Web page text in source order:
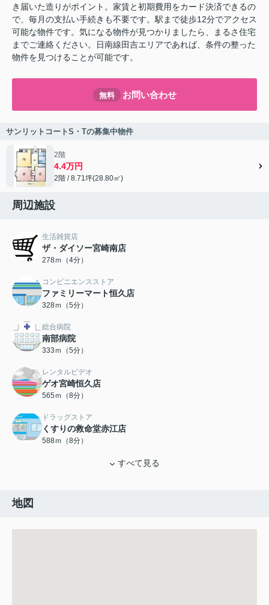
き届いた造りがポイント。家賃と初期費用をカード決済できるの
で、毎月の支払い手続きも不要です。駅まで徒歩12分でアクセス
可能な物件です。気になる物件が見つかりましたら、まるさ住宅
までご連絡ください。日南線田吉エリアであれば、条件の整った
物件を見つけることが可能です。
無料 お問い合わせ
サンリットコートS・Tの募集中物件
2階
4.4万円
2階 / 8.71坪(28.80㎡)
周辺施設
生活雑貨店
ザ・ダイソー宮崎南店
278ｍ（4分）
コンビニエンスストア
ファミリーマート恒久店
328ｍ（5分）
総合病院
南部病院
333ｍ（5分）
レンタルビデオ
ゲオ宮崎恒久店
565ｍ（8分）
ドラッグストア
くすりの救命堂赤江店
588ｍ（8分）
すべて見る
地図